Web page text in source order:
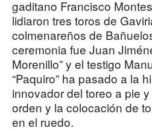
gaditano Francisco
lidiaron tres toros de
colmenareños de
ceremonia fue Juan
Morenillo” y el testigo
“Paquiro” ha pasado a la
innovador del toreo a pie
orden y la colocación de
en el ruedo.